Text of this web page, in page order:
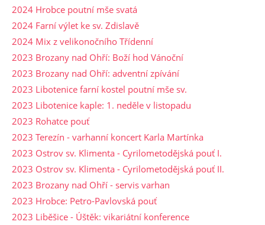
2024 Hrobce poutní mše svatá
2024 Farní výlet ke sv. Zdislavě
2024 Mix z velikonočního Třídenní
2023 Brozany nad Ohří: Boží hod Vánoční
2023 Brozany nad Ohří: adventní zpívání
2023 Libotenice farní kostel poutní mše sv.
2023 Libotenice kaple: 1. neděle v listopadu
2023 Rohatce pouť
2023 Terezín - varhanní koncert Karla Martínka
2023 Ostrov sv. Klimenta - Cyrilometodějská pouť I.
2023 Ostrov sv. Klimenta - Cyrilometodějská pouť II.
2023 Brozany nad Ohří - servis varhan
2023 Hrobce: Petro-Pavlovská pouť
2023 Liběšice - Úštěk: vikariátní konference